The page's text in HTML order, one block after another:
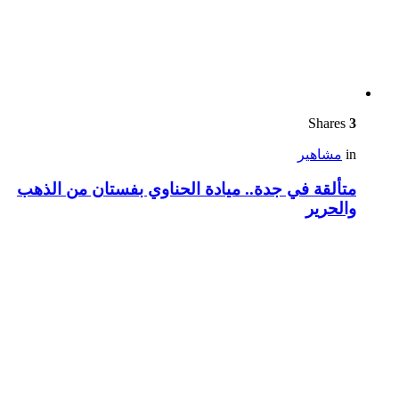
3
in مشاهير
متألقة في جدة.. ميادة الحناوي بفستان من الذهب
والحرير